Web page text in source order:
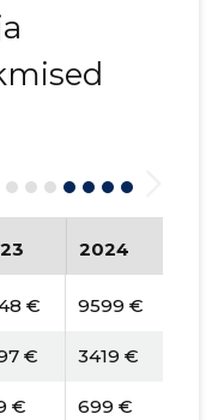
2024
€ 9599 €
€ 3419 €
€ 699 €